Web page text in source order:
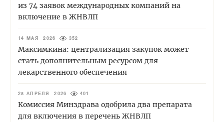
из 74 заявок международных компаний на
включение в ЖНВЛП
14 МАЯ 2026 352
Максимкина: централизация закупок может
стать дополнительным ресурсом для
лекарственного обеспечения
28 АПРЕЛЯ 2026 401
Комиссия Минздрава одобрила два препарата
для включения в перечень ЖНВЛП